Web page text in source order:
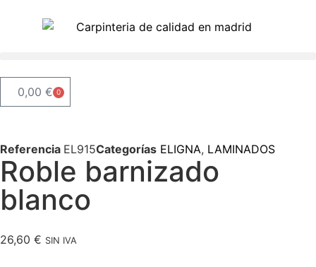
0,00 € 0
Referencia EL915Categorías ELIGNA, LAMINADOS
Roble barnizado
blanco
26,60 € SIN IVA